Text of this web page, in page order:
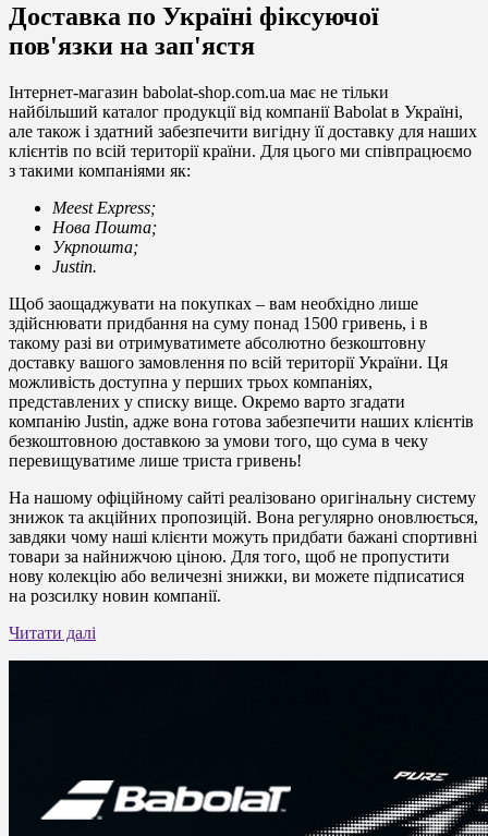
Доставка по Україні фіксуючої
пов'язки на зап'ястя
Інтернет-магазин babolat-shop.com.ua має не тільки
найбільший каталог продукції від компанії Babolat в Україні,
але також і здатний забезпечити вигідну її доставку для наших
клієнтів по всій території країни. Для цього ми співпрацюємо
з такими компаніями як:
Meest Express;
Нова Пошта;
Укрпошта;
Justin.
Щоб заощаджувати на покупках – вам необхідно лише
здійснювати придбання на суму понад 1500 гривень, і в
такому разі ви отримуватимете абсолютно безкоштовну
доставку вашого замовлення по всій території України. Ця
можливість доступна у перших трьох компаніях,
представлених у списку вище. Окремо варто згадати
компанію Justin, адже вона готова забезпечити наших клієнтів
безкоштовною доставкою за умови того, що сума в чеку
перевищуватиме лише триста гривень!
На нашому офіційному сайті реалізовано оригінальну систему
знижок та акційних пропозицій. Вона регулярно оновлюється,
завдяки чому наші клієнти можуть придбати бажані спортивні
товари за найнижчою ціною. Для того, щоб не пропустити
нову колекцію або величезні знижки, ви можете підписатися
на розсилку новин компанії.
Читати далі